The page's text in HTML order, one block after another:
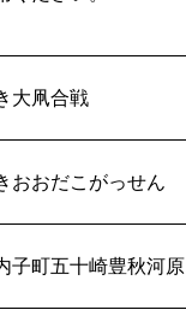
大凧合戦
おおだこがっせん
子町五十崎豊秋河原